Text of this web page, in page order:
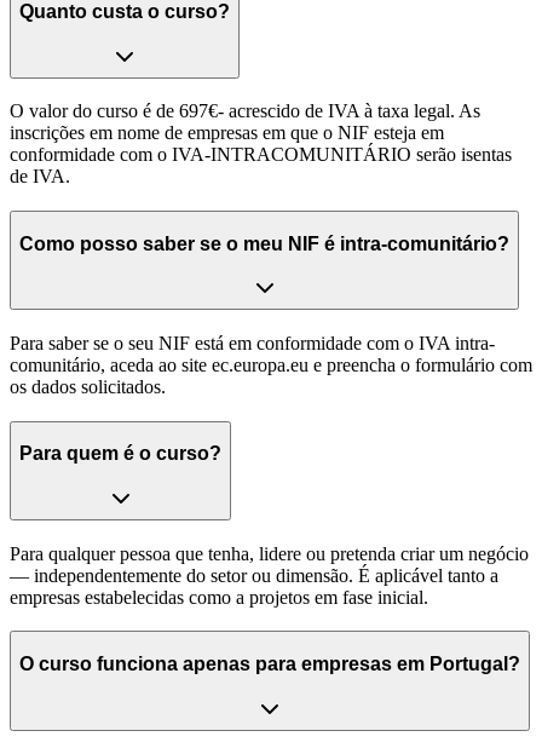
Quanto custa o curso?
O valor do curso é de 697€- acrescido de IVA à taxa legal. As
inscrições em nome de empresas em que o NIF esteja em
conformidade com o IVA-INTRACOMUNITÁRIO serão isentas
de IVA.
Como posso saber se o meu NIF é intra-comunitário?
Para saber se o seu NIF está em conformidade com o IVA intra-
comunitário, aceda ao site ec.europa.eu e preencha o formulário com
os dados solicitados.
Para quem é o curso?
Para qualquer pessoa que tenha, lidere ou pretenda criar um negócio
— independentemente do setor ou dimensão. É aplicável tanto a
empresas estabelecidas como a projetos em fase inicial.
O curso funciona apenas para empresas em Portugal?